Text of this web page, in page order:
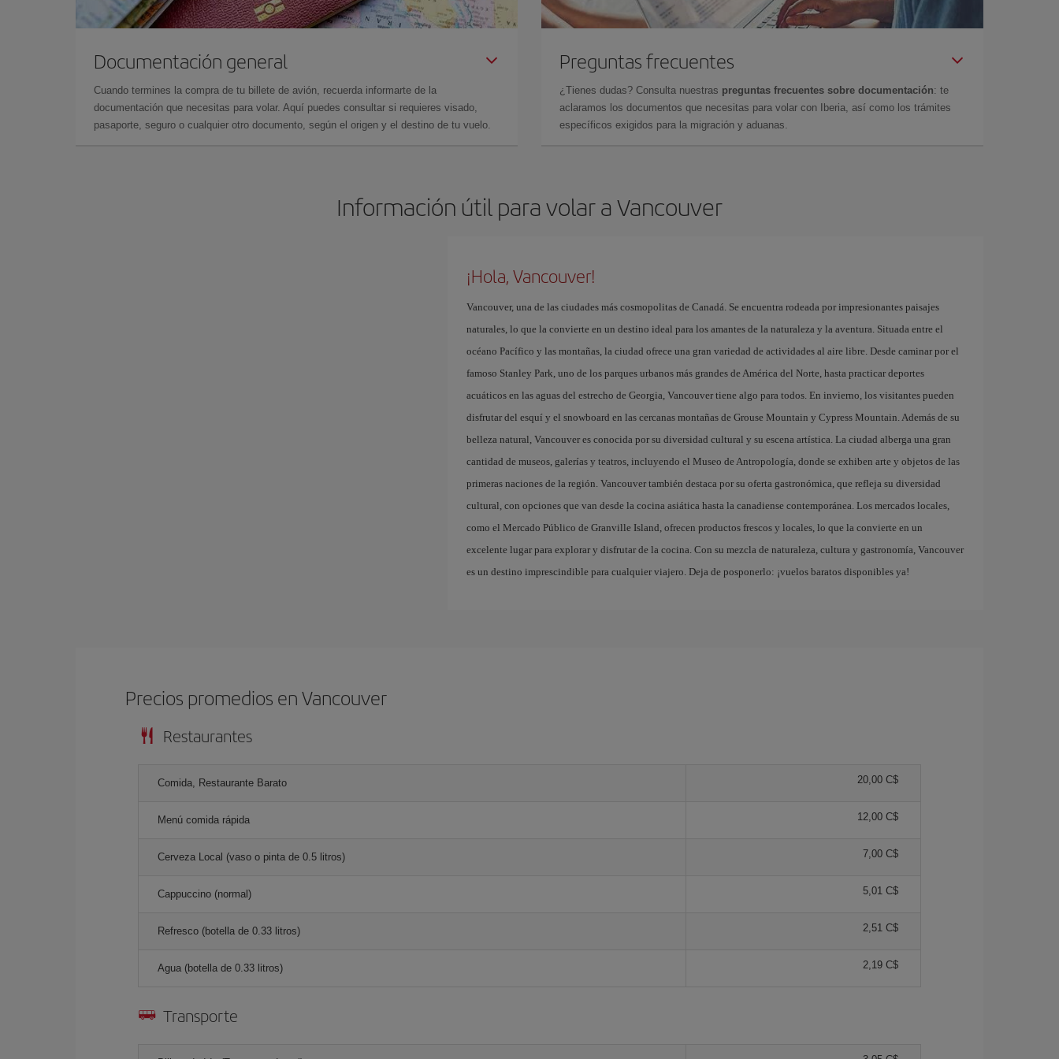
Documentación general
Cuando termines la compra de tu billete de avión, recuerda informarte de la
documentación que necesitas para volar. Aquí puedes consultar si requieres visado,
pasaporte, seguro o cualquier otro documento, según el origen y el destino de tu vuelo.
Preguntas frecuentes
¿Tienes dudas? Consulta nuestras preguntas frecuentes sobre documentación: te
aclaramos los documentos que necesitas para volar con Iberia, así como los trámites
específicos exigidos para la migración y aduanas.
Información útil para volar a Vancouver
¡Hola, Vancouver!
Vancouver, una de las ciudades más cosmopolitas de Canadá. Se encuentra rodeada por impresionantes paisajes
naturales, lo que la convierte en un destino ideal para los amantes de la naturaleza y la aventura. Situada entre el
océano Pacífico y las montañas, la ciudad ofrece una gran variedad de actividades al aire libre. Desde caminar por el
famoso Stanley Park, uno de los parques urbanos más grandes de América del Norte, hasta practicar deportes
acuáticos en las aguas del estrecho de Georgia, Vancouver tiene algo para todos. En invierno, los visitantes pueden
disfrutar del esquí y el snowboard en las cercanas montañas de Grouse Mountain y Cypress Mountain. Además de su
belleza natural, Vancouver es conocida por su diversidad cultural y su escena artística. La ciudad alberga una gran
cantidad de museos, galerías y teatros, incluyendo el Museo de Antropología, donde se exhiben arte y objetos de las
primeras naciones de la región. Vancouver también destaca por su oferta gastronómica, que refleja su diversidad
cultural, con opciones que van desde la cocina asiática hasta la canadiense contemporánea. Los mercados locales,
como el Mercado Público de Granville Island, ofrecen productos frescos y locales, lo que la convierte en un
excelente lugar para explorar y disfrutar de la cocina. Con su mezcla de naturaleza, cultura y gastronomía, Vancouver
es un destino imprescindible para cualquier viajero. Deja de posponerlo: ¡vuelos baratos disponibles ya!
Precios promedios en Vancouver
Restaurantes
Comida, Restaurante Barato 20,00 C$
Menú comida rápida 12,00 C$
Cerveza Local (vaso o pinta de 0.5 litros) 7,00 C$
Cappuccino (normal) 5,01 C$
Refresco (botella de 0.33 litros) 2,51 C$
Agua (botella de 0.33 litros) 2,19 C$
Transporte